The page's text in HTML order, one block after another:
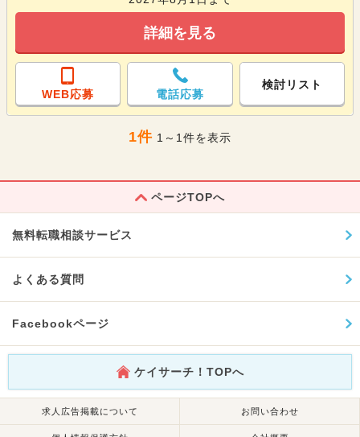
詳細を見る
WEB応募 電話応募
検討リスト
1件 1～1件を表示
ページTOPへ
無料転職相談サービス
よくある質問
Facebookページ
ケイサーチ！TOPへ
求人広告掲載について お問い合わせ